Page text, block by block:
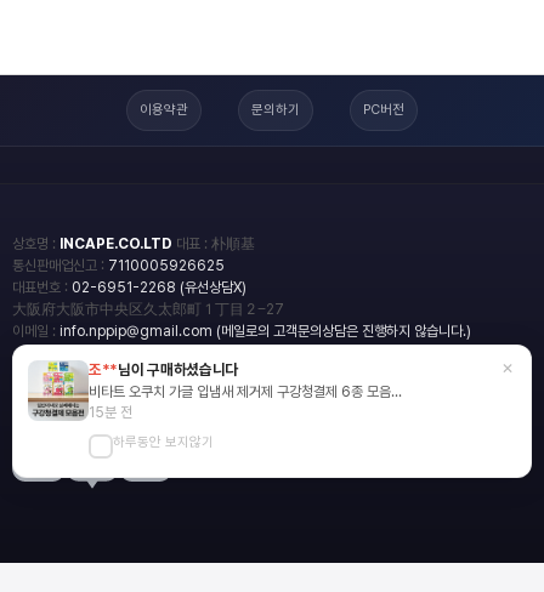
이용약관 문의하기 PC버전
상호명 : INCAPE.CO.LTD 대표 : 朴順基
통신판매업신고 : 7110005926625
대표번호 : 02-6951-2268 (유선상담X)
大阪府大阪市中央区久太郎町１丁目２−27
이메일 : info.nppip@gmail.com (메일로의 고객문의상담은 진행하지 않습니다.)
copyright
일본직구쇼핑몰 엔핍
2018 All rights reserved.
blog
조**님이 구매하셨습니다
비타트 오쿠치 가글 입냄새 제거제 구강청결제 6종 모음...
15분 전
하루동안 보지않기
×